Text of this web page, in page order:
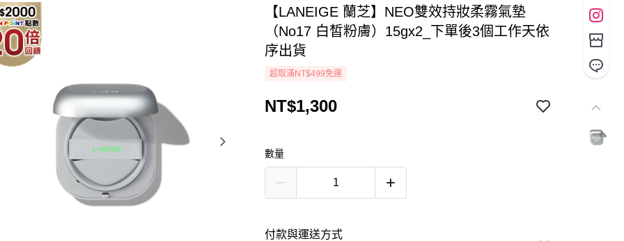
【LANEIGE 蘭芝】NEO雙效持妝柔霧氣墊
（No17 白皙粉膚）15gx2_下單後3個工作天依
序出貨
超取滿NT$499免運
NT$1,300
數量
付款與運送方式